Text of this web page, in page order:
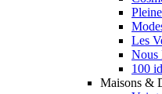
Les
Nous
100
Maisons &